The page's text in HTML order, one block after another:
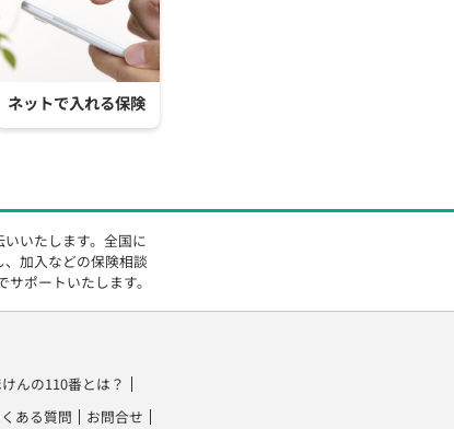
ネットで入れる保険
いたします。全国に
加入などの保険相談
ポートいたします。
んの110番とは？
ある質問
お問合せ